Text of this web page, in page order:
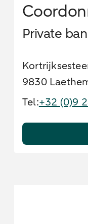
Private
9830
Tel:+32 (0)9